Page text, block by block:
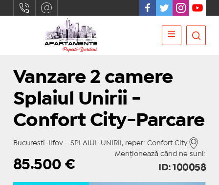
Vanzare 2 camere
Splaiul Unirii -
Confort City-Parcare
Bucuresti-Ilfov - SPLAIUL UNIRII, reper: Confort City
Menționează când ne suni:
85.500€ ID: 100058